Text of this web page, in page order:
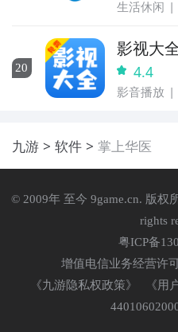
生活休闲
20
影视大
4.4
影音播放
九游 软件 掌上华医
© 2009年 至今 9game.cn. 版权
rights
粤ICP备
增值电信业务经营许
《九游隐私权政策》
《用